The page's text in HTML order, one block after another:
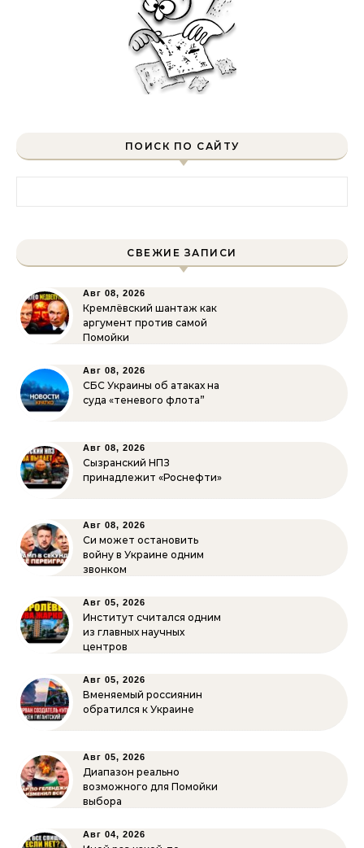
ПОИСК ПО САЙТУ
СВЕЖИЕ ЗАПИСИ
Авг 08, 2026
Кремлёвский шантаж как
аргумент против самой
Помойки
Авг 08, 2026
СБС Украины об атаках на
суда «теневого флота”
Авг 08, 2026
Сызранский НПЗ
принадлежит «Роснефти»
Авг 08, 2026
Си может остановить
войну в Украине одним
звонком
Авг 05, 2026
Институт считался одним
из главных научных
центров
Авг 05, 2026
Вменяемый россиянин
обратился к Украине
Авг 05, 2026
Диапазон реально
возможного для Помойки
выбора
Авг 04, 2026